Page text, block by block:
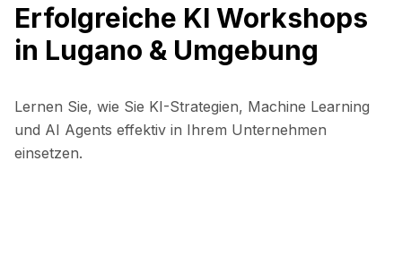
Erfolgreiche KI Workshops
in Lugano & Umgebung
Lernen Sie, wie Sie KI-Strategien, Machine Learning
und AI Agents effektiv in Ihrem Unternehmen
einsetzen.